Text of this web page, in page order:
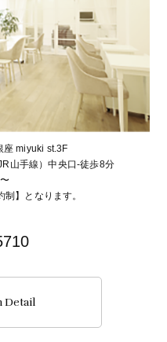
座 miyuki st.3F
山手線）中央口-徒歩8分
】となります。
Detail